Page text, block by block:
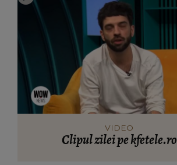
VIDEO
Clipul zilei pe kfetele.ro